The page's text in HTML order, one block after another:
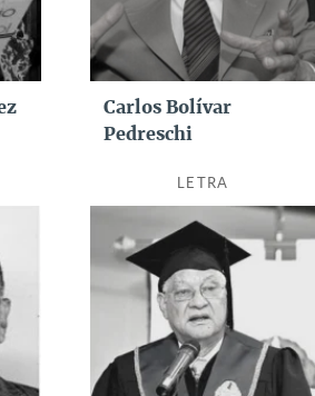
Carlos Bolívar
Pedreschi
LETRA